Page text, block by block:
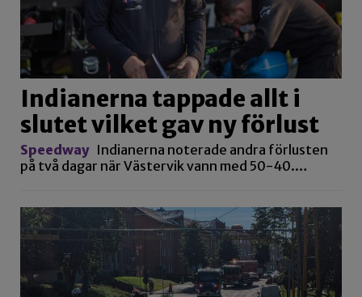
Indianerna tappade allt i
slutet vilket gav ny förlust
Speedway Indianerna noterade andra förlusten
på två dagar när Västervik vann med 50-40.…